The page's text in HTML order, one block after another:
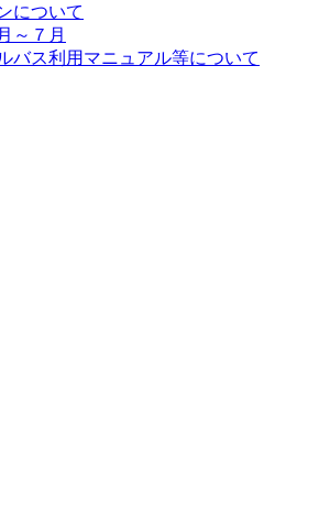
について
～７月
バス利用マニュアル等について